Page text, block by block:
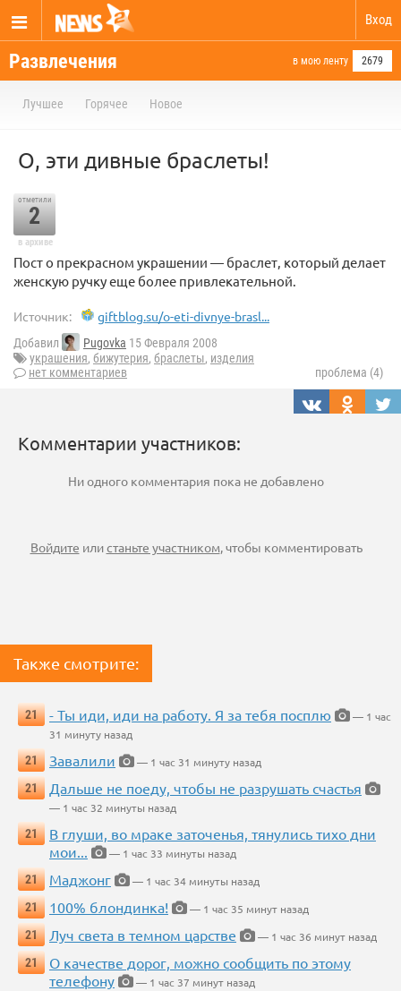
Вход
Развлечения в мою ленту 2679
Лучшее Горячее Новое
О, эти дивные браслеты!
отметили
2
в архиве
Пост о прекрасном украшении — браслет, который делает
женскую ручку еще более привлекательной.
Источник: giftblog.su/o-eti-divnye-brasl...
Добавил Pugovka 15 Февраля 2008
украшения, бижутерия, браслеты, изделия
нет комментариев
проблема (4)
Комментарии участников:
Ни одного комментария пока не добавлено
Войдите илистаньте участником, чтобы комментировать
Также смотрите:
21 - Ты иди, иди на работу. Я за тебя посплю
— 1 час
31 минуту назад
21
Завалили
— 1 час 31 минуту назад
21
Дальше не поеду, чтобы не разрушать счастья
— 1 час 32 минуты назад
21
В глуши, во мраке заточенья, тянулись тихо дни
мои...
— 1 час 33 минуты назад
21
Маджонг
— 1 час 34 минуты назад
21
100% блондинка!
— 1 час 35 минут назад
21
Луч света в темном царстве
— 1 час 36 минут назад
21
О качестве дорог, можно сообщить по этому
телефону
— 1 час 37 минут назад